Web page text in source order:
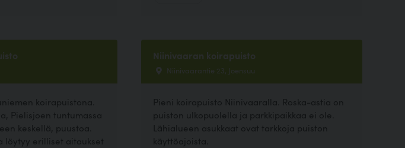
koirapuistona.
Pielisjoen tuntumassa
keskellä, puustoa.
löytyy erilliset aitaukset
Niinivaaran koirapuisto
Niinivaarantie 23, Joensuu
Pieni koirapuisto Niinivaaralla. Roska-astia on
puiston ulkopuolella ja parkkipaikkaa ei ole.
Lähialueen asukkaat ovat tarkkoja puiston
käyttöajoista.